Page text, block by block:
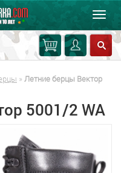
» Летние берцы Вектор
5001/2 WA